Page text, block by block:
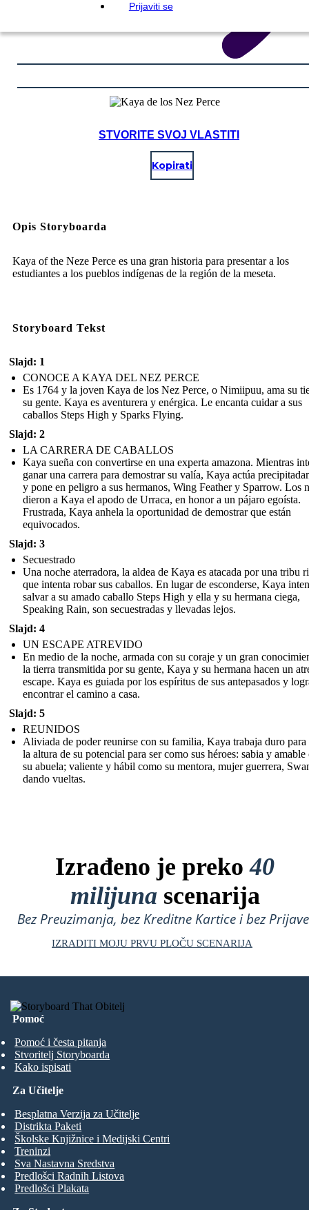
Prijaviti se
STVORITE SVOJ VLASTITI
Kopirati
Opis Storyboarda
Kaya of the Neze Perce es una gran historia para presentar a los
estudiantes a los pueblos indígenas de la región de la meseta.
Storyboard Tekst
Slajd: 1
CONOCE A KAYA DEL NEZ PERCE
Es 1764 y la joven Kaya de los Nez Perce, o Nimiipuu, ama su
su gente. Kaya es aventurera y enérgica. Le encanta cuidar a sus
caballos Steps High y Sparks Flying.
Slajd: 2
LA CARRERA DE CABALLOS
Kaya sueña con convertirse en una experta amazona. Mientras
ganar una carrera para demostrar su valía, Kaya actúa
y pone en peligro a sus hermanos, Wing Feather y Sparrow. Los
dieron a Kaya el apodo de Urraca, en honor a un pájaro egoísta.
Frustrada, Kaya anhela la oportunidad de demostrar que están
equivocados.
Slajd: 3
Secuestrado
Una noche aterradora, la aldea de Kaya es atacada por una tribu
que intenta robar sus caballos. En lugar de esconderse, Kaya
salvar a su amado caballo Steps High y ella y su hermana ciega,
Speaking Rain, son secuestradas y llevadas lejos.
Slajd: 4
UN ESCAPE ATREVIDO
En medio de la noche, armada con su coraje y un gran
la tierra transmitida por su gente, Kaya y su hermana hacen un
escape. Kaya es guiada por los espíritus de sus antepasados y
encontrar el camino a casa.
Slajd: 5
REUNIDOS
Aliviada de poder reunirse con su familia, Kaya trabaja duro para
la altura de su potencial para ser como sus héroes: sabia y amable
su abuela; valiente y hábil como su mentora, mujer guerrera,
dando vueltas.
Izrađeno je preko40
milijuna scenarija
Bez Preuzimanja, bez Kreditne Kartice i bez
IZRADITI MOJU PRVU PLOČU SCENARIJA
Pomoć
Pomoć i česta pitanja
Stvoritelj Storyboarda
Kako ispisati
Za Učitelje
Besplatna Verzija za Učitelje
Distrikta Paketi
Školske Knjižnice i Medijski Centri
Treninzi
Sva Nastavna Sredstva
Predlošci Radnih Listova
Predlošci Plakata